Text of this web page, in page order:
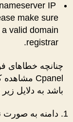
IP
make sure
valid domain
registrar.
باشد به دلایل زیر
دامنه به صورت